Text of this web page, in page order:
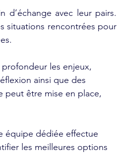
avec leur pairs.
situations rencontrées pour
les enjeux,
ainsi que des
peut être mise en place,
équipe dédiée effectue
les meilleures options